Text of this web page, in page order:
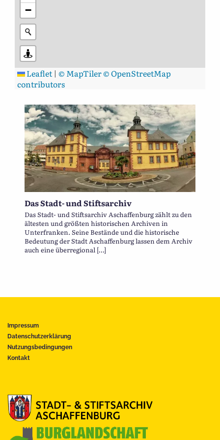
−
Leaflet | © MapTiler© OpenStreetMap
contributors
Das Stadt- und Stiftsarchiv
Das Stadt- und Stiftsarchiv Aschaffenburg zählt zu den
ältesten und größten historischen Archiven in
Unterfranken. Seine Bestände und die historische
Bedeutung der Stadt Aschaffenburg lassen dem Archiv
auch eine überregional […]
Impressum
Datenschutzerklärung
Nutzungsbedingungen
Kontakt